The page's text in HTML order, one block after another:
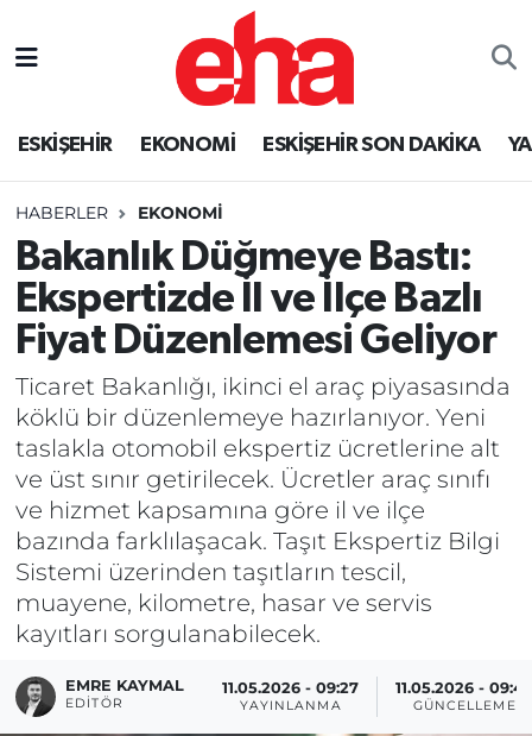
ESKİŞEHİR EKONOMİ ESKİŞEHİR SON DAKİKA
HABERLER EKONOMİ
Bakanlık Düğmeye Bastı:
Ekspertizde İl ve İlçe Bazlı
Fiyat Düzenlemesi Geliyor
Ticaret Bakanlığı, ikinci el araç piyasasında
köklü bir düzenlemeye hazırlanıyor. Yeni
taslakla otomobil ekspertiz ücretlerine alt
ve üst sınır getirilecek. Ücretler araç sınıfı
ve hizmet kapsamına göre il ve ilçe
bazında farklılaşacak. Taşıt Ekspertiz Bilgi
Sistemi üzerinden taşıtların tescil,
muayene, kilometre, hasar ve servis
kayıtları sorgulanabilecek.
EMRE KAYMAL
EDITÖR
11.05.2026 - 09:27
YAYINLANMA
11.05.2026 -
GÜNCELLEME